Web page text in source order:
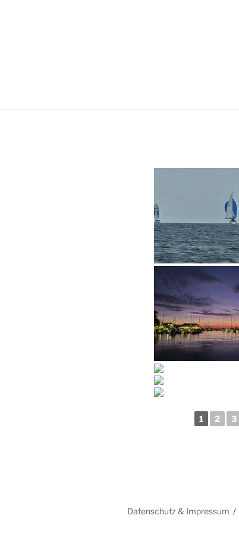
1 2 3
Datenschutz & Impressum